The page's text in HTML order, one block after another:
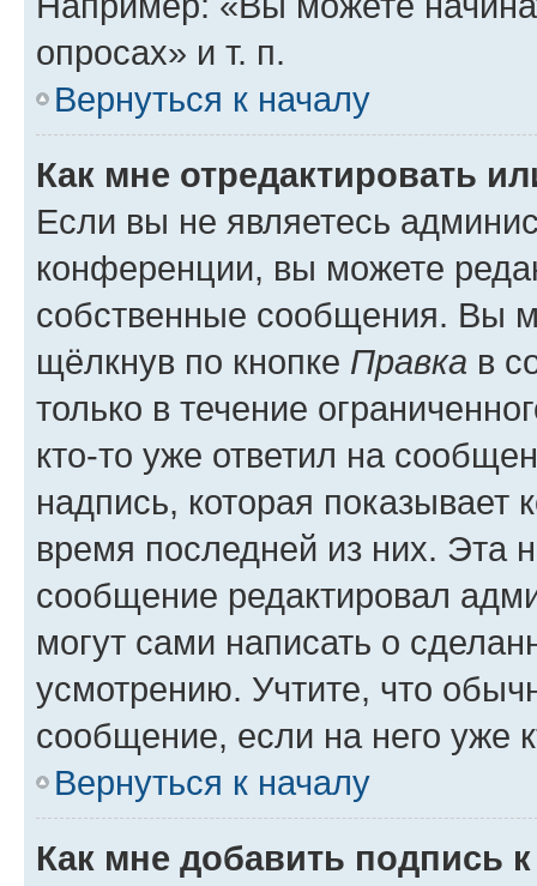
опросах» и т. п.
Вернуться к началу
Как мне отредактировать
Если вы не являетесь
конференции, вы можете
собственные сообщения. Вы
щёлкнув по кнопке Правка в
только в течение
кто-то уже ответил на
надпись, которая показывает
время последней из них. Эта
сообщение редактировал
могут сами написать о
усмотрению. Учтите, что
сообщение, если на него уже
Вернуться к началу
Как мне добавить подпись